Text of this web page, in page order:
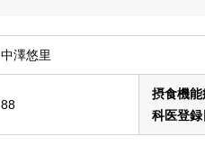
中澤悠里
88
摂食機
科医登録